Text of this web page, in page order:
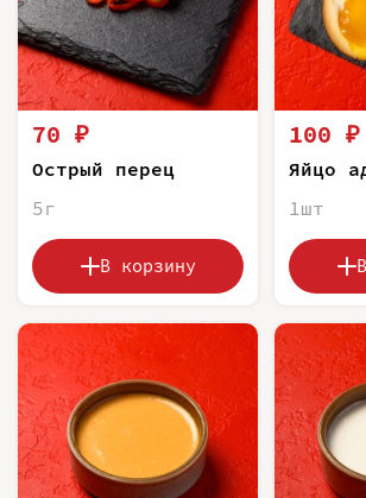
70 ₽
Острый перец
5г
В корзину
100 ₽
Яйцо
1шт